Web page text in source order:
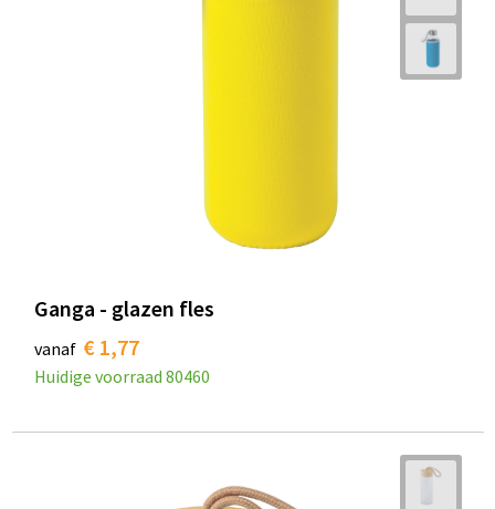
Ganga - glazen fles
vanaf € 1,77
Huidige voorraad 80460